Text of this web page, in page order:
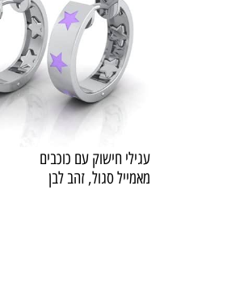
עגילי חישוק עם כוכבים
מאמייל סגול, זהב לבן